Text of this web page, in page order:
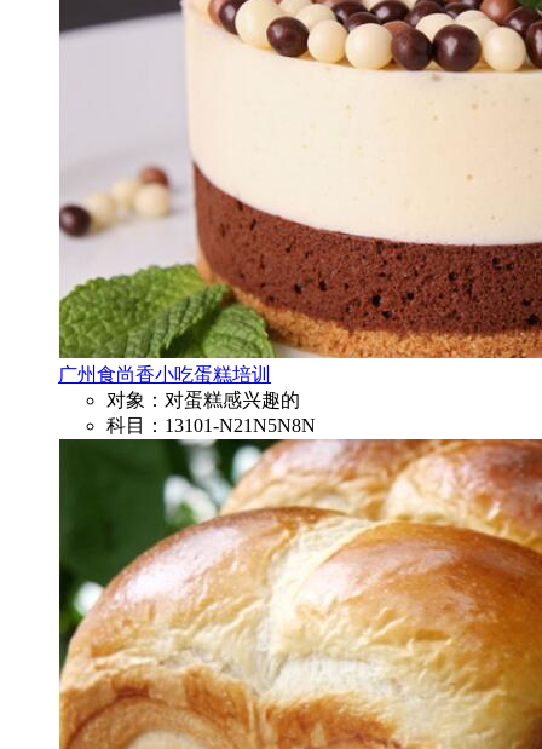
广州食尚香小吃蛋糕培训
对象：对蛋糕感兴趣的
科目：13101-N21N5N8N